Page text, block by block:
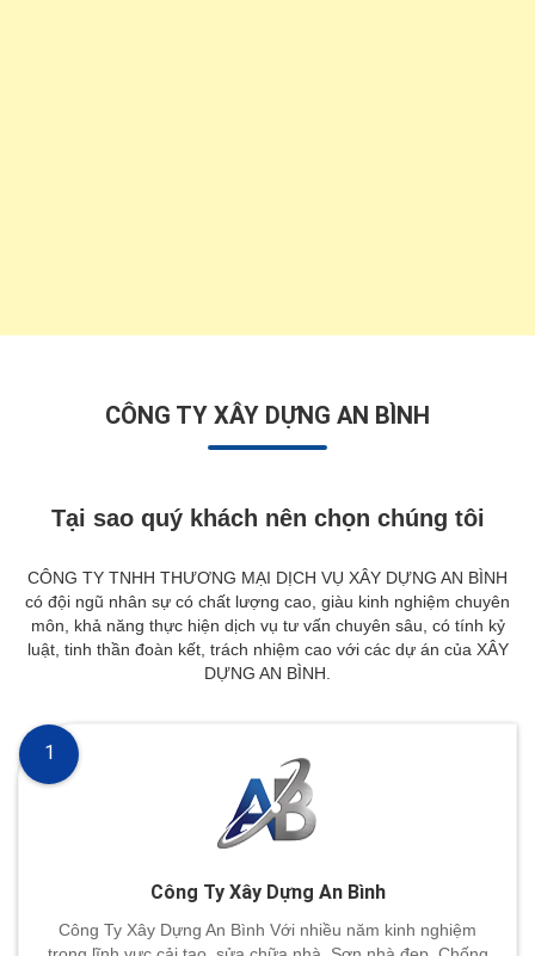
CÔNG TY XÂY DỰNG AN BÌNH
Tại sao quý khách nên chọn chúng tôi
CÔNG TY TNHH THƯƠNG MẠI DỊCH VỤ XÂY DỰNG AN BÌNH
có đội ngũ nhân sự có chất lượng cao, giàu kinh nghiệm chuyên
môn, khả năng thực hiện dịch vụ tư vấn chuyên sâu, có tính kỷ
luật, tinh thần đoàn kết, trách nhiệm cao với các dự án của XÂY
DỰNG AN BÌNH.
Công Ty Xây Dựng An Bình
Công Ty Xây Dựng An Bình Với nhiều năm kinh nghiệm
1